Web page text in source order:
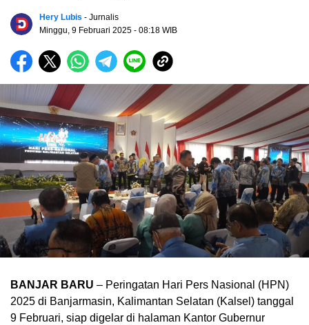
Hery Lubis - Jurnalis
Minggu, 9 Februari 2025 - 08:18 WIB
BANJAR BARU – Peringatan Hari Pers Nasional (HPN)
2025 di Banjarmasin, Kalimantan Selatan (Kalsel) tanggal
9 Februari, siap digelar di halaman Kantor Gubernur